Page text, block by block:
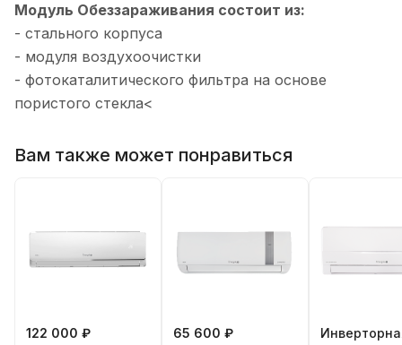
Модуль Обеззараживания состоит из:
- стального корпуса
- модуля воздухоочистки
- фотокаталитического фильтра на основе
пористого стекла<
Вам также может понравиться
122 000 ₽
65 600 ₽